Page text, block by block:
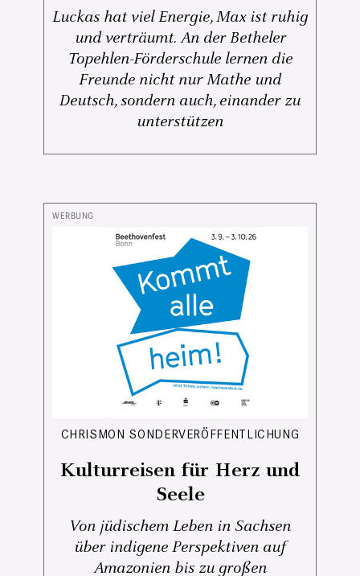
Luckas hat viel Energie, Max ist ruhig
und verträumt. An der Betheler
Topehlen-Förderschule lernen die
Freunde nicht nur Mathe und
Deutsch, sondern auch, einander zu
unterstützen
CHRISMON SONDERVERÖFFENTLICHUNG
Kulturreisen für Herz und
Seele
Von jüdischem Leben in Sachsen
über indigene Perspektiven auf
Amazonien bis zu großen